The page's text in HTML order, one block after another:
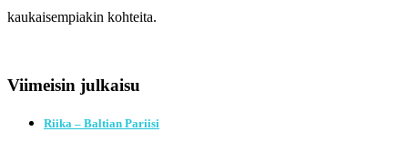
kaukaisempiakin kohteita.
Viimeisin julkaisu
Riika – Baltian Pariisi